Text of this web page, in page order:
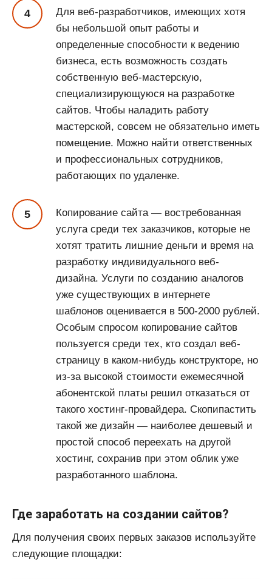
Для веб-разработчиков, имеющих хотя
бы небольшой опыт работы и
определенные способности к ведению
бизнеса, есть возможность создать
собственную веб-мастерскую,
специализирующуюся на разработке
сайтов. Чтобы наладить работу
мастерской, совсем не обязательно иметь
помещение. Можно найти ответственных
и профессиональных сотрудников,
работающих по удаленке.
Копирование сайта — востребованная
услуга среди тех заказчиков, которые не
хотят тратить лишние деньги и время на
разработку индивидуального веб-
дизайна. Услуги по созданию аналогов
уже существующих в интернете
шаблонов оценивается в 500-2000 рублей.
Особым спросом копирование сайтов
пользуется среди тех, кто создал веб-
страницу в каком-нибудь конструкторе, но
из-за высокой стоимости ежемесячной
абонентской платы решил отказаться от
такого хостинг-провайдера. Скопипастить
такой же дизайн — наиболее дешевый и
простой способ переехать на другой
хостинг, сохранив при этом облик уже
разработанного шаблона.
Где заработать на создании сайтов?
Для получения своих первых заказов используйте
следующие площадки: